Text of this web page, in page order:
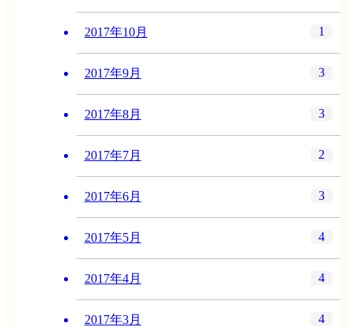
2017年10月 1
2017年9月 3
2017年8月 3
2017年7月 2
2017年6月 3
2017年5月 4
2017年4月 4
2017年3月 4